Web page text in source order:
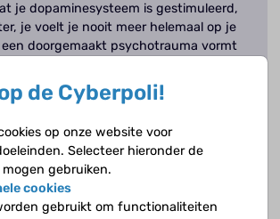
je dopaminesysteem is gestimuleerd,
je voelt je nooit meer helemaal op je
een doorgemaakt psychotrauma vormt
metLieuwe de Haan, psychiater en
locatie AMC.
je dus niet zomaar, er zijn verschillende
de Cyberpoli!
op onze website voor
Selecteer hieronder de
gebruiken.
cookies
gebruikt om functionaliteiten